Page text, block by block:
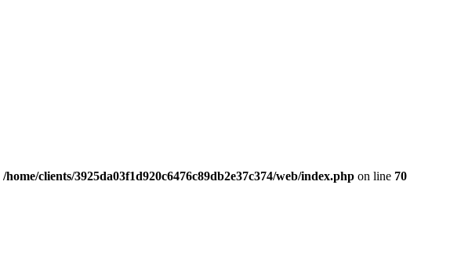
/home/clients/3925da03f1d920c6476c89db2e37c374/web/index.php on line 70